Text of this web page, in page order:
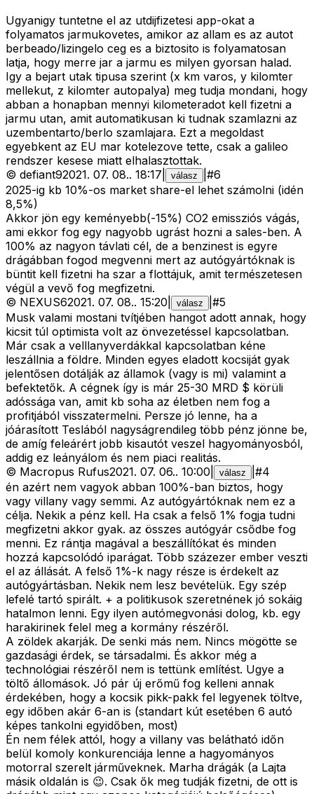
Ugyanigy tuntetne el az utdijfizetesi app-okat a
folyamatos jarmukovetes, amikor az allam es az autot
berbeado/lizingelo ceg es a biztosito is folyamatosan
latja, hogy merre jar a jarmu es milyen gyorsan halad.
Igy a bejart utak tipusa szerint (x km varos, y kilomter
mellekut, z kilomter autopalya) meg tudja mondani, hogy
abban a honapban mennyi kilometeradot kell fizetni a
jarmu utan, amit automatikusan ki tudnak szamlazni az
uzembentarto/berlo szamlajara. Ezt a megoldast
egyebkent az EU mar kotelezove tette, csak a galileo
rendszer kesese miatt elhalasztottak.
© defiant92021. 07. 08.. 18:17 válasz #6
2025-ig kb 10%-os market share-el lehet számolni (idén
8,5%)
Akkor jön egy keményebb(-15%) CO2 emissziós vágás,
ami ekkor fog egy nagyobb ugrást hozni a sales-ben. A
100% az nagyon távlati cél, de a benzinest is egyre
drágábban fogod megvenni mert az autógyártóknak is
büntit kell fizetni ha szar a flottájuk, amit természetesen
végül a vevő fog megfizetni.
© NEXUS62021. 07. 08.. 15:20 válasz #5
Musk valami mostani tvítjében hangot adott annak, hogy
kicsit túl optimista volt az önvezetéssel kapcsolatban.
Már csak a velllanyverdákkal kapcsolatban kéne
leszállnia a földre. Minden egyes eladott kocsiját gyak
jelentősen dotálják az államok (vagy is mi) valamint a
befektetők. A cégnek így is már 25-30 MRD $ körüli
adóssága van, amit kb soha az életben nem fog a
profitjából visszatermelni. Persze jó lenne, ha a
jóárasított Teslából nagyságrendileg több pénz jönne be,
de amíg feleárért jobb kisautót veszel hagyományosból,
addig ez leányálom és nem piaci realitás.
© Macropus Rufus2021. 07. 06.. 10:00 válasz #4
én azért nem vagyok abban 100%-ban biztos, hogy
vagy villany vagy semmi. Az autógyártóknak nem ez a
célja. Nekik a pénz kell. Ha csak a felső 1% fogja tudni
megfizetni akkor gyak. az összes autógyár csődbe fog
menni. Ez rántja magával a beszállítókat és minden
hozzá kapcsolódó iparágat. Több százezer ember veszti
el az állását. A felső 1%-k nagy része is érdekelt az
autógyártásban. Nekik nem lesz bevételük. Egy szép
lefelé tartó spirált. + a politikusok szeretnének jó sokáig
hatalmon lenni. Egy ilyen autómegvonási dolog, kb. egy
harakirinek felel meg a kormány részéről.
A zöldek akarják. De senki más nem. Nincs mögötte se
gazdasági érdek, se társadalmi. És akkor még a
technológiai részéről nem is tettünk említést. Ugye a
töltő állomások. Jó pár új erőmű fog kelleni annak
érdekében, hogy a kocsik pikk-pakk fel legyenek töltve,
egy időben akár 6-an is (standart kút esetében 6 autó
képes tankolni egyidőben, most)
Én nem félek attól, hogy a villany vas belátható időn
belül komoly konkurenciája lenne a hagyományos
motorral szerelt járműveknek. Marha drágák (a Lajta
másik oldalán is 😉. Csak ők meg tudják fizetni, de ott is